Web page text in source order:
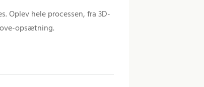
Oplev hele processen, fra 3D-
opsætning.